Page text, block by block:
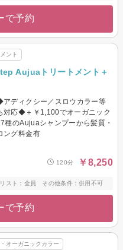
で予約
ント
Aujuaトリートメント＋
ディクシー／スロウカラー等
対応◆＋￥1,100でオーガニック
のAujuaシャンプーから髪質・
ング料金有
120分 ￥8,250
スト：全員 その他条件：併用不可
で予約
オーガニックカラー